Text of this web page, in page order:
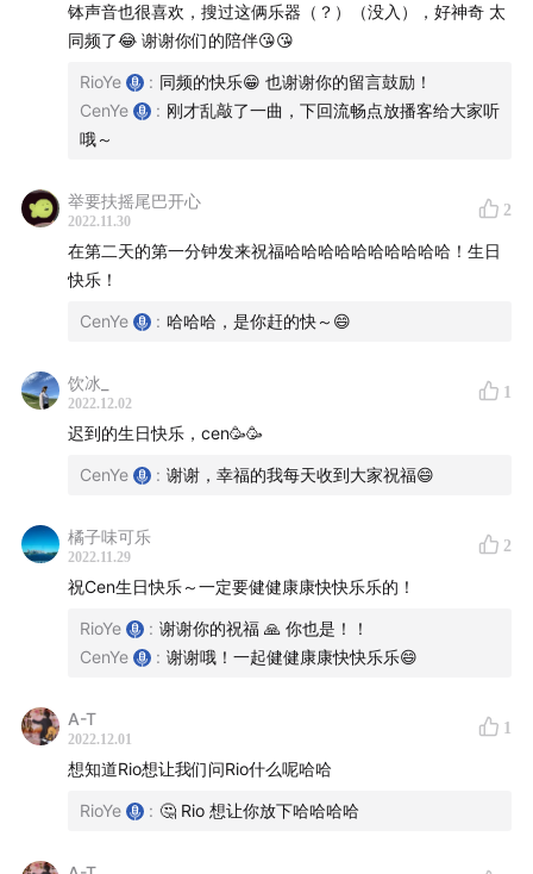
E12 I 产品思维I E22 I 芳香疗法
E08 I 中文播客推荐一
友聊」
Kevin & Josh
么？
HangE30 同理心 I 我们内心的开放程度是同理心的边
E49 敖登托雅 I 我是一名巴尔虎部蒙古族萨满
近况 I 开心的事」
E07 I 店休舟山一日游
E21 I 说不完的开心的事
的可能
E31 生活还能这样缓缓过，做热爱的事真是闪闪发光啊
E22 芳疗 I 大自然是最好的医生：IFA 芳疗师聊「芳香
疗法」
E47 芳疗 I 聊聊大姨妈和痛经建议
钵声音也很喜欢，搜过这俩乐器（？）（没入），好神奇 太
同频了😂 谢谢你们的陪伴😘😘
RioYe : 同频的快乐😁 也谢谢你的留言鼓励！
CenYe
: 刚才乱敲了一曲，下回流畅点放播客给大家听
哦～
举要扶摇尾巴开心
2022.11.30
2
在第二天的第一分钟发来祝福哈哈哈哈哈哈哈哈哈哈！生日
快乐！
CenYe : 哈哈哈，是你赶的快～😄
饮冰_
2022.12.02
1
迟到的生日快乐，cen🥳🥳
CenYe : 谢谢，幸福的我每天收到大家祝福😄
橘子味可乐
2022.11.29
2
祝Cen生日快乐～一定要健健康康快快乐乐的！
RioYe : 谢谢你的祝福 🙏 你也是！！
CenYe
: 谢谢哦！一起健健康康快快乐乐😄
A-T
2022.12.01
1
想知道Rio想让我们问Rio什么呢哈哈
RioYe : 🤔 Rio 想让你放下哈哈哈哈